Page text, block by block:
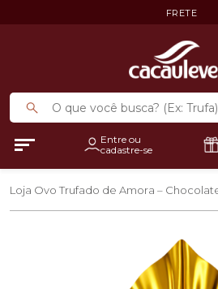
FRETE
Entre ou
cadastre-se
Loja Ovo Trufado de Amora –